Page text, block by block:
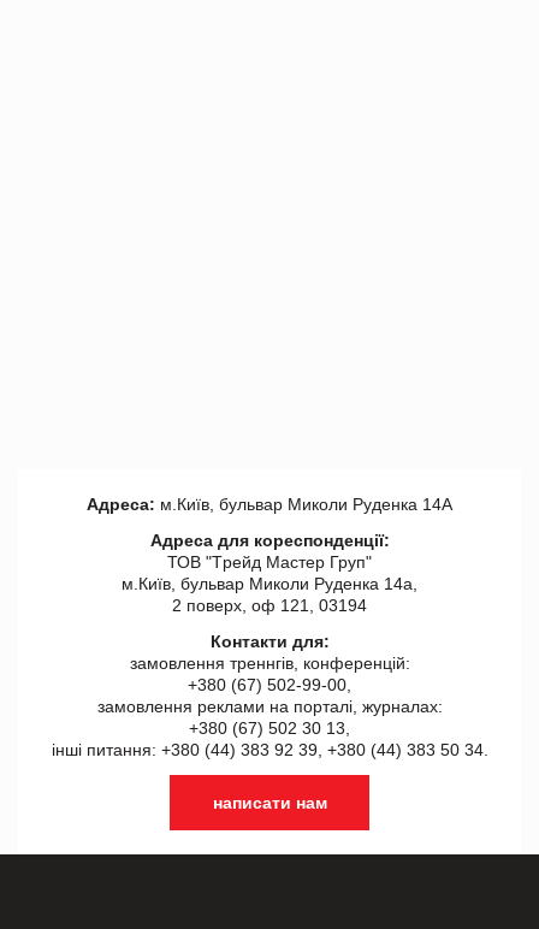
Адреса: м.Київ, бульвар Миколи Руденка 14А
Адреса для кореспонденції:
ТОВ "Tрейд Мастер Груп"
м.Київ, бульвар Миколи Руденка 14а,
2 поверх, оф 121, 03194
Контакти для:
замовлення треннгів, конференцій:
+380 (67) 502-99-00,
замовлення реклами на порталі, журналах:
+380 (67) 502 30 13,
інші питання: +380 (44) 383 92 39, +380 (44) 383 50 34.
написати нам